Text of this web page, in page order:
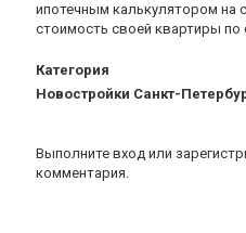
ипотечным калькулятором на
стоимость своей квартиры
Категория
Новостройки Санкт-
Выполните вход или
комментария.